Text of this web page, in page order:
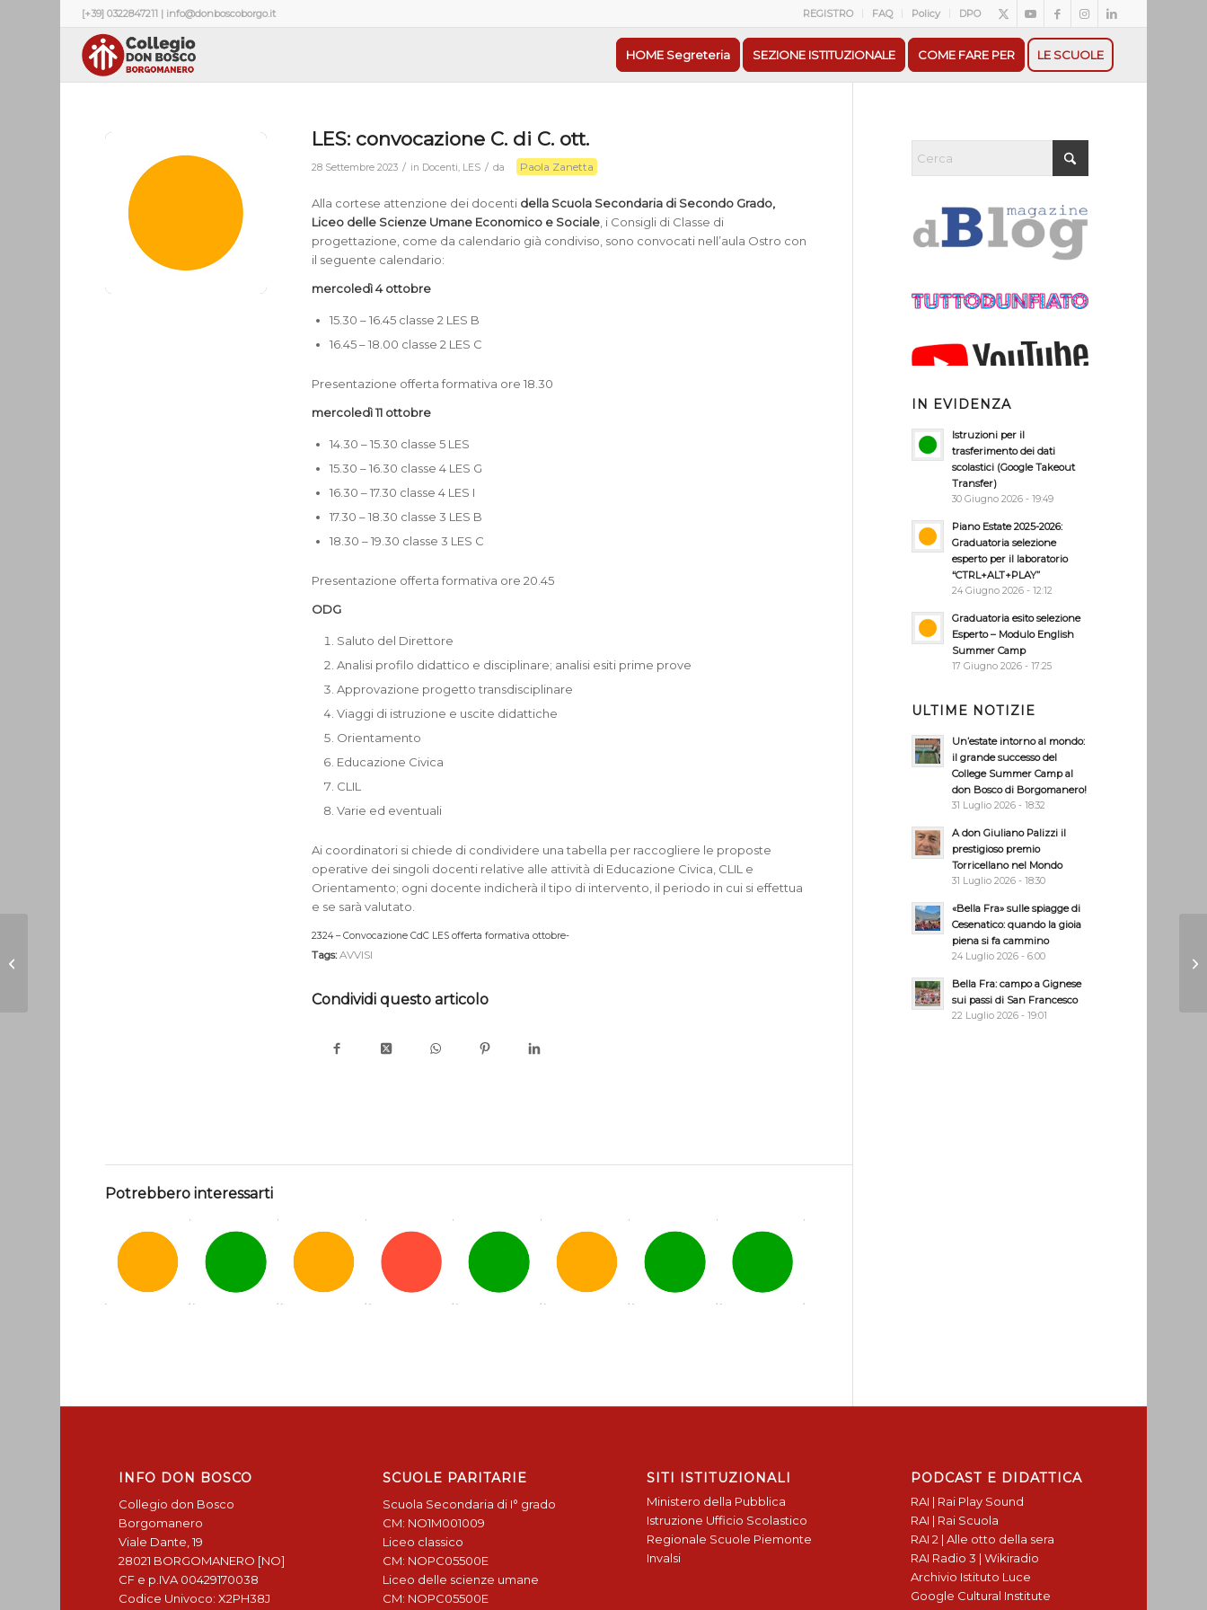
REGISTRO FAQ Policy DPO
[+39] 0322847211 | info@donboscoborgo.it
HOME Segreteria SEZIONE ISTITUZIONALE COME FARE PER LE SCUOLE
LES: convocazione C. di C. ott.
28 Settembre 2023 / in Docenti, LES / da Paola Zanetta
Alla cortese attenzione dei docenti della Scuola Secondaria di Secondo Grado,
Liceo delle Scienze Umane Economico e Sociale , i Consigli di Classe di
progettazione, come da calendario già condiviso, sono convocati nell’aula Ostro con
il seguente calendario:
mercoledì 4 ottobre
15.30 – 16.45 classe 2 LES B
16.45 – 18.00 classe 2 LES C
Presentazione offerta formativa ore 18.30
mercoledì 11 ottobre
14.30 – 15.30 classe 5 LES
15.30 – 16.30 classe 4 LES G
16.30 – 17.30 classe 4 LES I
17.30 – 18.30 classe 3 LES B
18.30 – 19.30 classe 3 LES C
Presentazione offerta formativa ore 20.45
ODG
Saluto del Direttore
Analisi profilo didattico e disciplinare; analisi esiti prime prove
Approvazione progetto transdisciplinare
Viaggi di istruzione e uscite didattiche
Orientamento
Educazione Civica
CLIL
Varie ed eventuali
Ai coordinatori si chiede di condividere una tabella per raccogliere le proposte
operative dei singoli docenti relative alle attività di Educazione Civica, CLIL e
Orientamento; ogni docente indicherà il tipo di intervento, il periodo in cui si effettua
e se sarà valutato.
2324 – Convocazione CdC LES offerta formativa ottobre-
Tags: AVVISI
Condividi questo articolo
Potrebbero interessarti
IN EVIDENZA
Istruzioni per il
trasferimento dei dati
scolastici (Google Takeout
Transfer)
30 Giugno 2026 - 19:49
Piano Estate 2025-2026:
Graduatoria selezione
esperto per il laboratorio
“CTRL+ALT+PLAY”
24 Giugno 2026 - 12:12
Graduatoria esito selezione
Esperto – Modulo English
Summer Camp
17 Giugno 2026 - 17:25
ULTIME NOTIZIE
Un’estate intorno al mondo:
il grande successo del
College Summer Camp al
don Bosco di Borgomanero!
31 Luglio 2026 - 18:32
A don Giuliano Palizzi il
prestigioso premio
Torricellano nel Mondo
31 Luglio 2026 - 18:30
«Bella Fra» sulle spiagge di
Cesenatico: quando la gioia
piena si fa cammino
24 Luglio 2026 - 6:00
Bella Fra: campo a Gignese
sui passi di San Francesco
22 Luglio 2026 - 19:01
INFO DON BOSCO
Collegio don Bosco
Borgomanero
Viale Dante, 19
28021 BORGOMANERO [NO]
CF e p.IVA 00429170038
Codice Univoco: X2PH38J
SCUOLE PARITARIE
Scuola Secondaria di I° grado
CM: NO1M001009
Liceo classico
CM: NOPC05500E
Liceo delle scienze umane
CM: NOPC05500E
SITI ISTITUZIONALI
Ministero della Pubblica
Istruzione Ufficio Scolastico
Regionale Scuole Piemonte
Invalsi
PODCAST E DIDATTICA
RAI | Rai Play Sound
RAI | Rai Scuola
RAI 2 | Alle otto della sera
RAI Radio 3 | Wikiradio
Archivio Istituto Luce
Google Cultural Institute